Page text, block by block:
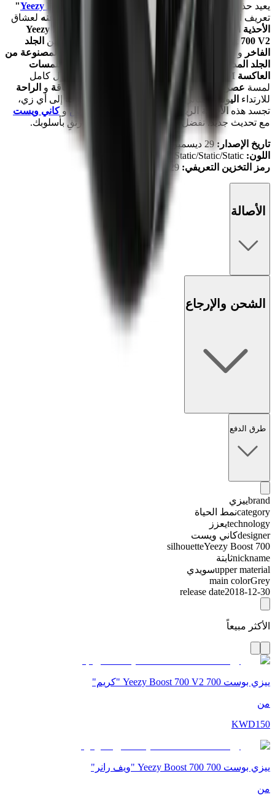
يعيد حذاء
تعريف الكلاسيكية بلمسة
جريئة لا غنى عنه لعشاق
الأحذية الرياضية
تتميز هذه النسخة من
ييزي بوست 700 Yeezy
Boost 700 V2
Static النابض بالحياة، وتبرز مزيجًا من الجلد
الفاخر و الطبقات السفلية الشبكية
الطبقات العلوية المصنوعة من
الجلد المدبوغ
مظهر فاخر
اللمسات
العاكسة 3M الأيقونية
يضيف نعلها
بطول كامل
لمسة عصرية الشكل الخالد الأناقة و الراحة
للارتداء اليومي متنوعةإلى أي زي،
تجسد هذه الأحذية الرياضية لأديداسوكاني ويست
مع تحديث جديد.تفضل بزيارته في وارتقِ بأسلوبك.
تاريخ الإصدار: 29 ديسمبر 2018
اللون: Static/Static/Static
رمز التخزين التعريفي: EF2829
الأصالة
الشحن والإرجاع
طرق الدفع
brandييزي
categoryنمط الحياة
technologyيعزز
designerكاني ويست
silhouetteYeezy Boost 700
nicknameثابتة
upper materialسويدي
main colorGrey
release date2018-12-30
الأكثر مبيعاً
ييزي بوست 700 Yeezy Boost 700 V2 "كريم"
من
KWD150
ييزي بوست 700 Yeezy Boost 700 "ويف رانر"
من